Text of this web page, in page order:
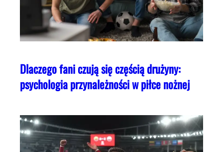
Dlaczego fani czują się częścią drużyny:
psychologia przynależności w piłce nożnej